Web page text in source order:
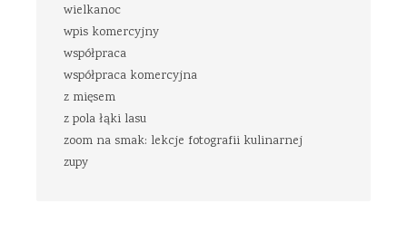
wielkanoc
wpis komercyjny
współpraca
współpraca komercyjna
z mięsem
z pola łąki lasu
zoom na smak: lekcje fotografii kulinarnej
zupy